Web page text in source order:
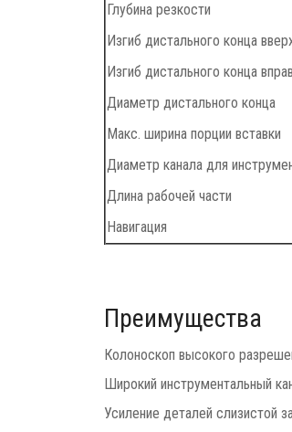
Глубина резкости
Изгиб дистального конца
Изгиб дистального конца
Диаметр дистального конца
Макс. ширина порции вставки
Диаметр канала для
Длина рабочей части
Навигация
Преимущества
Колоноскоп высокого
Широкий инструментальный
Усиление деталей слизистой